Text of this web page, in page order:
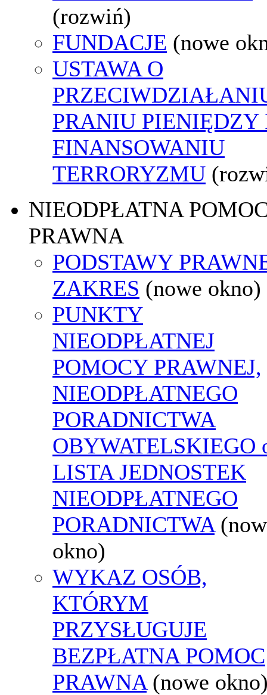
(rozwiń)
FUNDACJE (nowe
USTAWA O
PRANIU PIENIĘDZY
FINANSOWANIU
TERRORYZMU
NIEODPŁATNA
PRAWNA
PODSTAWY
ZAKRES (nowe okno)
PUNKTY
NIEODPŁATNEJ
POMOCY PRAWNEJ,
NIEODPŁATNEGO
PORADNICTWA
OBYWATELSKIEGO
LISTA JEDNOSTEK
NIEODPŁATNEGO
PORADNICTWA
okno)
WYKAZ OSÓB,
KTÓRYM
PRZYSŁUGUJE
BEZPŁATNA POMOC
PRAWNA (nowe